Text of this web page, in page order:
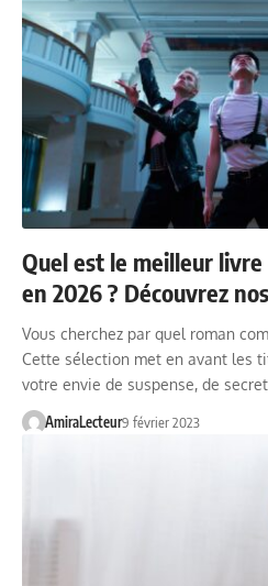
Quel est le meilleur
en 2026 ? Découvrez
Vous cherchez par quel roman
Cette sélection met en avant les
votre envie de suspense, de
AmiraLecteur9 février 2023